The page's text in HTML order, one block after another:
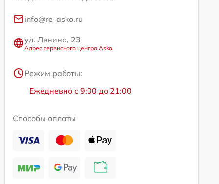
info@re-asko.ru
ул. Ленина, 23
Адрес сервисного центра Asko
Режим работы:
Ежедневно с 9:00 до 21:00
Способы оплаты